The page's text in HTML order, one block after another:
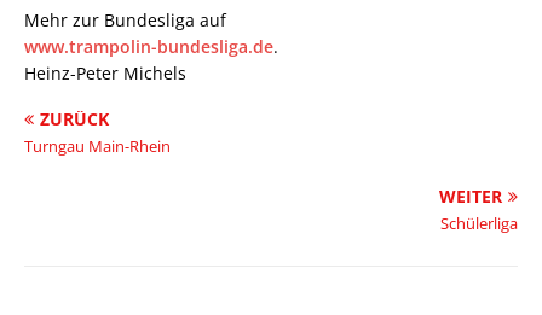
Mehr zur Bundesliga auf
www.trampolin-bundesliga.de.
Heinz-Peter Michels
ZURÜCK
Turngau Main-Rhein
WEITER
Schülerliga